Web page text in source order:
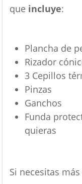
que incluye:
Plancha de
Rizador
3 Cepillos
Pinzas
Ganchos
Funda
quieras
Si necesitas